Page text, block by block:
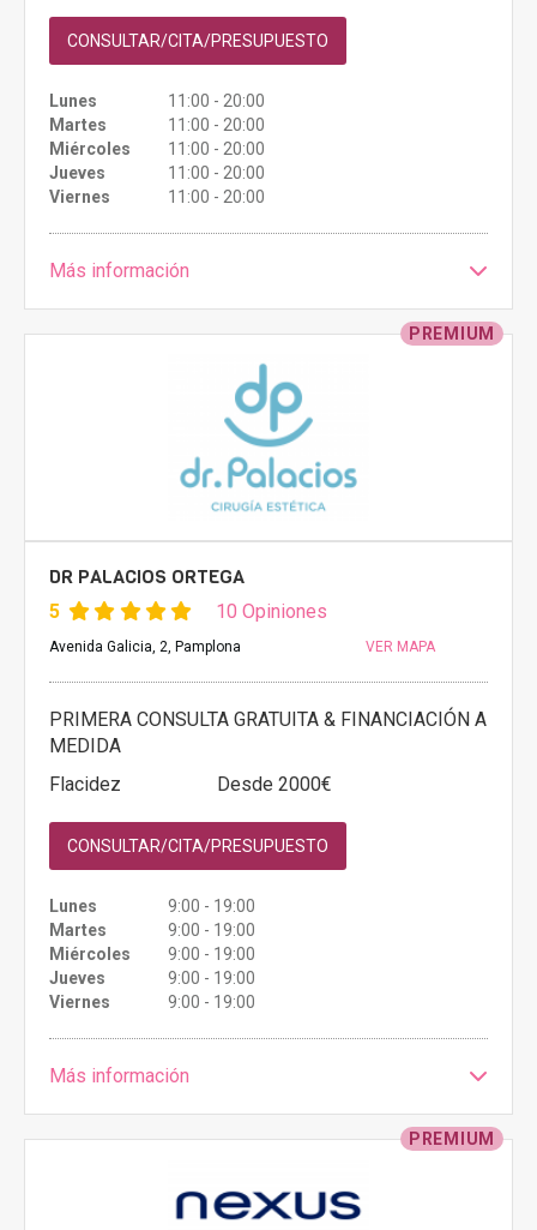
CONSULTAR/CITA/PRESUPUESTO
Lunes
11:00 - 20:00
Martes
11:00 - 20:00
Miércoles
11:00 - 20:00
Jueves
11:00 - 20:00
Viernes
11:00 - 20:00
Más información
PREMIUM
DR PALACIOS ORTEGA
5 10 Opiniones
Avenida Galicia, 2, Pamplona VER MAPA
PRIMERA CONSULTA GRATUITA & FINANCIACIÓN A
MEDIDA
Flacidez
Desde 2000€
CONSULTAR/CITA/PRESUPUESTO
Lunes
9:00 - 19:00
Martes
9:00 - 19:00
Miércoles
9:00 - 19:00
Jueves
9:00 - 19:00
Viernes
9:00 - 19:00
Más información
PREMIUM